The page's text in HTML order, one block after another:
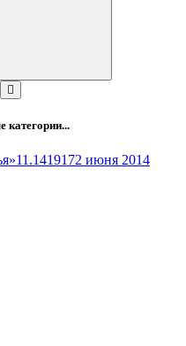
категории...
11.1419172 июня 2014